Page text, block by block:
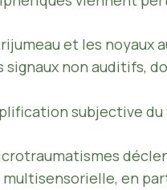
et les noyaux
non auditifs,
subjective
en